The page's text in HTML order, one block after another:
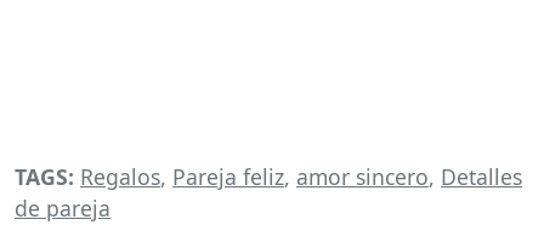
TAGS: Regalos, Pareja feliz, amor sincero, Detalles
de pareja